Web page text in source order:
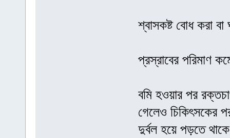
শ্বাসকষ্ট বোধ করা
প্রস্রাবের পরিমাণ
বমি হওয়ার পর
গেলেও চিকিৎসকের
দুর্বল হয়ে পড়তে